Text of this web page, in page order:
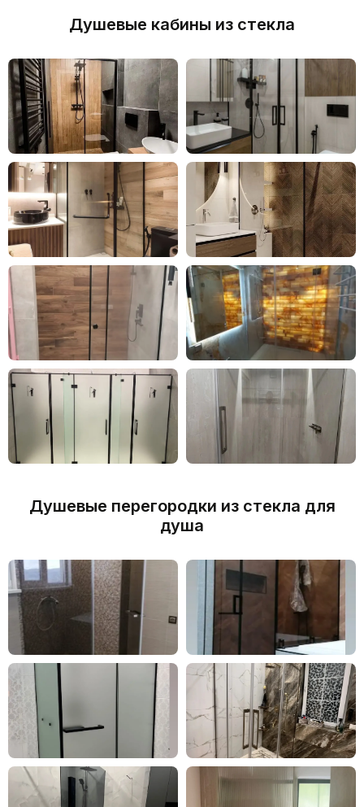
Душевые кабины из стекла
Душевые перегородки из стекла для
душа